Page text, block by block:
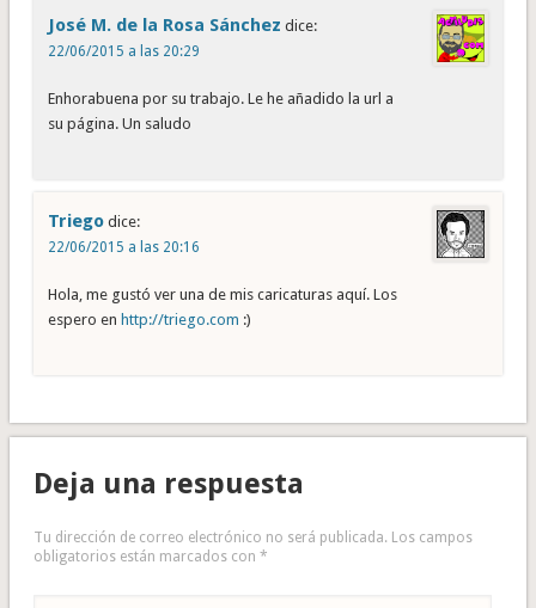
José M. de la Rosa Sánchez dice:
22/06/2015 a las 20:29
Enhorabuena por su trabajo. Le he añadido la url a
su página. Un saludo
Triego dice:
22/06/2015 a las 20:16
Hola, me gustó ver una de mis caricaturas aquí. Los
espero en http://triego.com :)
Deja una respuesta
Tu dirección de correo electrónico no será publicada. Los campos
obligatorios están marcados con *